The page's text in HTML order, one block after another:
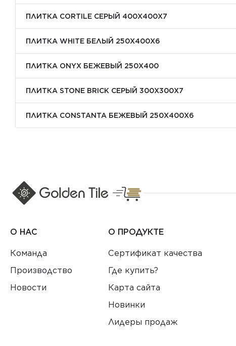
ПЛИТКА CORTILE СЕРЫЙ 400X400X7
ПЛИТКА WHITE БЕЛЫЙ 250Х400Х6
ПЛИТКА ONYX БЕЖЕВЫЙ 250X400
ПЛИТКА STONE BRICK СЕРЫЙ 300Х300X7
ПЛИТКА CONSTANTA БЕЖЕВЫЙ 250Х400X6
О НАС
Команда
Производство
Новости
О ПРОДУКТЕ
Сертификат качества
Где купить?
Карта сайта
Новинки
Лидеры продаж